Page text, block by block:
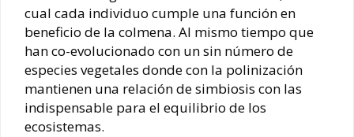
cual cada individuo cumple una función en
beneficio de la colmena. Al mismo tiempo que
han co-evolucionado con un sin número de
especies vegetales donde con la polinización
mantienen una relación de simbiosis con las
indispensable para el equilibrio de los
ecosistemas.